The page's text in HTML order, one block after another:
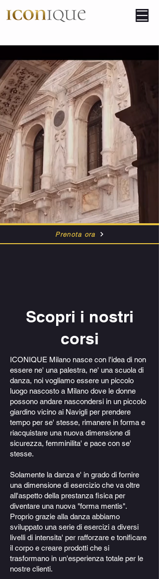
a designed body
experience
Prenota ora
Scopri i nostri
corsi
ICONIQUE Milano nasce con l'idea di non
essere ne' una palestra, ne' una scuola di
danza, noi vogliamo essere un piccolo
luogo nascosto a Milano dove le donne
possono andare nascondersi in un piccolo
giardino vicino ai Navigli per prendere
tempo per se' stesse, rimanere in forma e
riacquistare una nuova dimensione di
sicurezza, femminilita' e pace con se'
stesse.
Solamente la danza e' in grado di fornire
una dimensione di esercizio che va oltre
all'aspetto della prestanza fisica per
diventare una nuova "forma mentis".
Proprio grazie alla danza abbiamo
sviluppato una serie di esercizi a diversi
livelli di intensita' per rafforzare e tonificare
il corpo e creare prodotti che si
trasformano in un'esperienza totale per le
nostre clienti.